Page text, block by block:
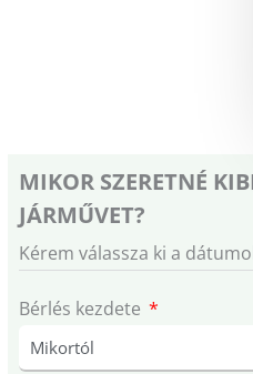
MIKOR SZERETNÉ
JÁRMŰVET?
Kérem válassza ki a
Bérlés kezdete